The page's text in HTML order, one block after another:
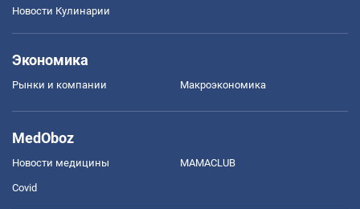
Новости Кулинарии
Экономика
Рынки и компании Mакроэкономика
MedOboz
Новости медицины MAMACLUB
Covid